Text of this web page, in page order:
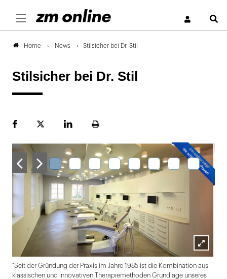
Home News Stilsicher bei Dr. Stil
Stilsicher bei Dr. Stil
FacebookPlattformLinekdInSeite
Lightbox
öffnen
"Seit der Gründung der Praxis im Jahre 1985 ist die Kombination aus
klassischen und innovativen Therapiemethoden Grundlage unseres